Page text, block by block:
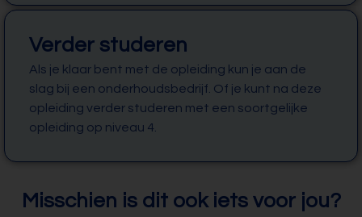
Verder studeren
Als je klaar bent met de opleiding kun je aan de
slag bij een onderhoudsbedrijf. Of je kunt na deze
opleiding verder studeren met een soortgelijke
opleiding op niveau 4.
Misschien is dit ook iets voor jou?